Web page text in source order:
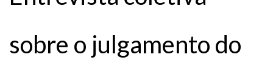
sobre o julgamento do